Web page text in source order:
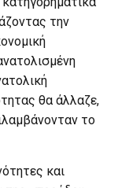
την
θα άλλαζε,
το
και